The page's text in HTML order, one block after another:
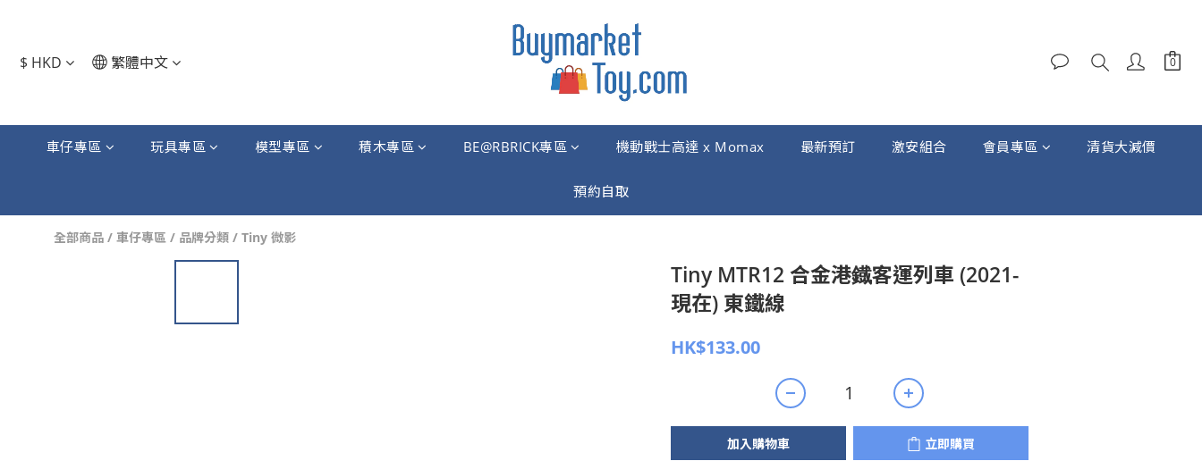
$ HKD 繁體中文
車仔專區 玩具專區 模型專區 積木專區 BE@RBRICK專區 機動戰士高達 x Momax 最新預訂 激安組合 會員專區 清貨大減價
預約自取
全部商品 / 車仔專區 / 品牌分類 / Tiny 微影
Tiny MTR12 合金港鐡客運列車 (2021-
現在) 東鐵線
HK$133.00
加入購物車 立即購買